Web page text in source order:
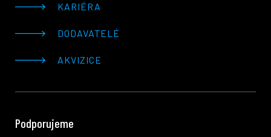
KARIÉRA
DODAVATELÉ
AKVIZICE
Podporujeme